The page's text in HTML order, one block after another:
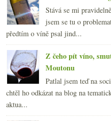
Stává se mi
jsem se tu o
předtím o víně psal jind...
Z čeho pít víno,
Moutonu
Patlal jsem teď na
chtěl ho odkázat na blog na
aktua...